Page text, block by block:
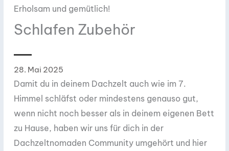
Erholsam und gemütlich!
Schlafen Zubehör
28. Mai 2025
Damit du in deinem Dachzelt auch wie im 7.
Himmel schläfst oder mindestens genauso gut,
wenn nicht noch besser als in deinem eigenen Bett
zu Hause, haben wir uns für dich in der
Dachzeltnomaden Community umgehört und hier